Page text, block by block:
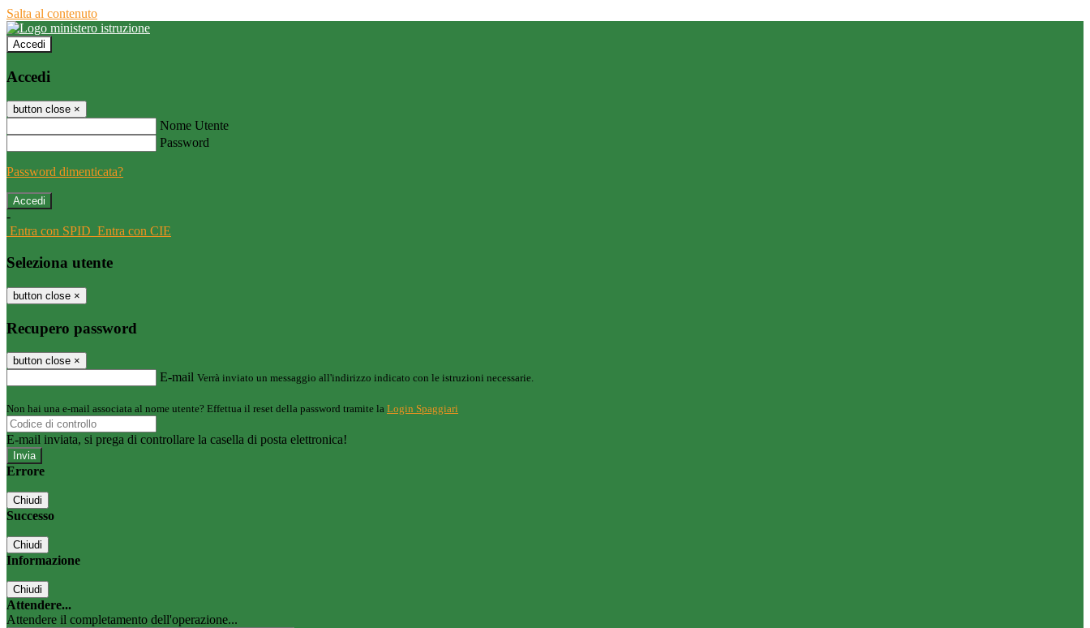
Salta al contenuto
Accedi
Accedi
button close ×
Nome Utente
Password
Password dimenticata?
-
Entra con SPID Entra con CIE
Seleziona utente
button close ×
Recupero password
button close ×
E-mail Verrà inviato un messaggio all'indirizzo indicato con le istruzioni necessarie.
Non hai una e-mail associata al nome utente? Effettua il reset della password tramite la Login Spaggiari
E-mail inviata, si prega di controllare la casella di posta elettronica!
Errore
Chiudi
Successo
Chiudi
Informazione
Chiudi
Attendere...
Attendere il completamento dell'operazione...